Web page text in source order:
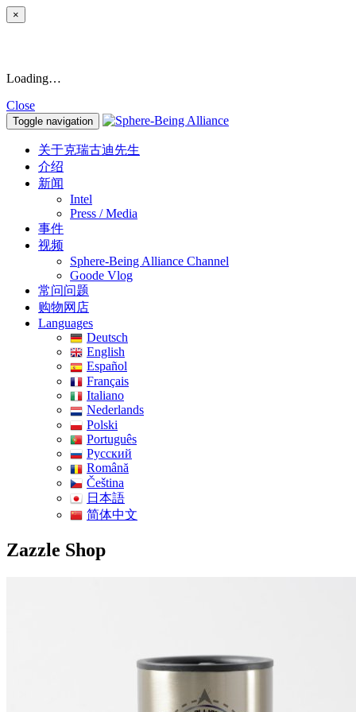
×
Loading…
Close
Toggle navigation
关于克瑞古迪先生
介绍
新闻
Intel
Press / Media
事件
视频
Sphere-Being Alliance Channel
Goode Vlog
常问问题
购物网店
Languages
Deutsch
English
Español
Français
Italiano
Nederlands
Polski
Português
Pусский
Română
Čeština
日本語
简体中文
Zazzle Shop